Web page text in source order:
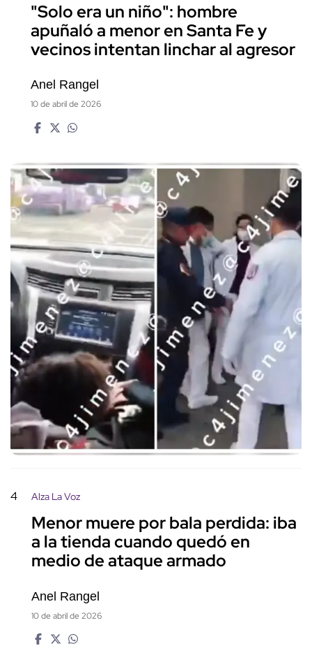
"Solo era un niño": hombre
apuñaló a menor en Santa Fe y
vecinos intentan linchar al agresor
Anel Rangel
10 de abril de 2026
4 Alza La Voz
Menor muere por bala perdida: iba
a la tienda cuando quedó en
medio de ataque armado
Anel Rangel
10 de abril de 2026